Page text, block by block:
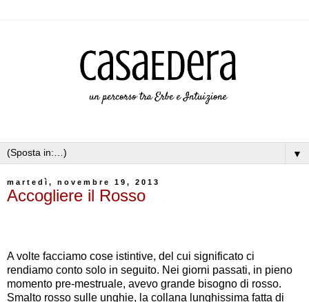
▼
martedì, novembre 19, 2013
Accogliere il Rosso
A volte facciamo cose istintive, del cui significato ci
rendiamo conto solo in seguito. Nei giorni passati, in pieno
momento pre-mestruale, avevo grande bisogno di rosso.
Smalto rosso sulle unghie, la collana lunghissima fatta di